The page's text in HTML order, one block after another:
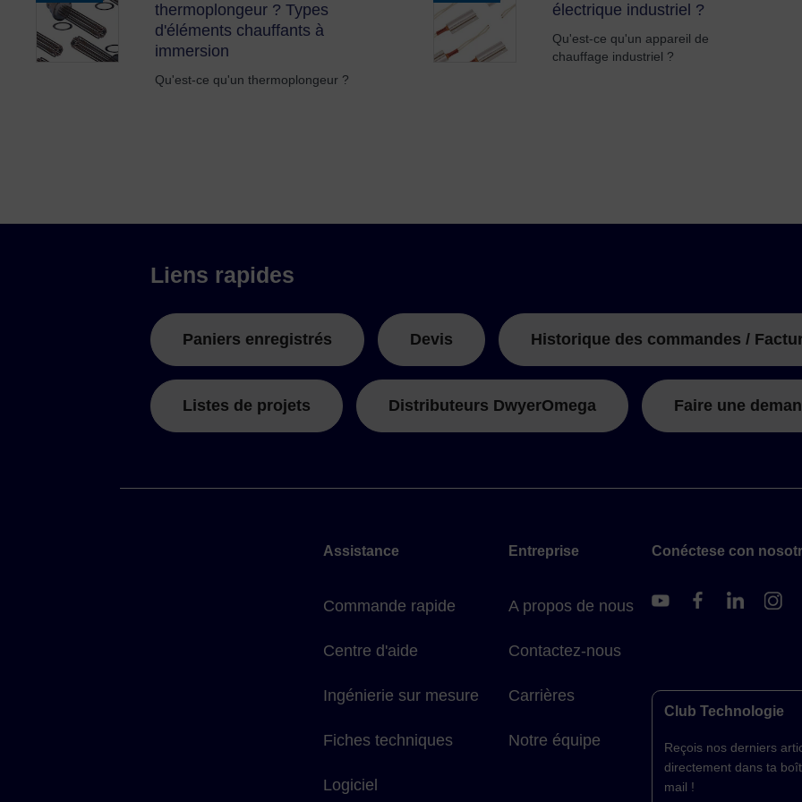
thermoplongeur ? Types
d'éléments chauffants à
immersion
Qu'est-ce qu'un thermoplongeur ?
électrique industriel ?
Qu'est-ce qu'un appareil de
chauffage industriel ?
Liens rapides
Paniers enregistrés Devis Historique des commandes /
Listes de projets Distributeurs DwyerOmega Faire une
Assistance
Commande rapide
Centre d'aide
Ingénierie sur mesure
Fiches techniques
Logiciel
Entreprise
A propos de nous
Contactez-nous
Carrières
Notre équipe
Conéctese con
Club Technologie
Reçois nos derniers
directement dans ta
mail !